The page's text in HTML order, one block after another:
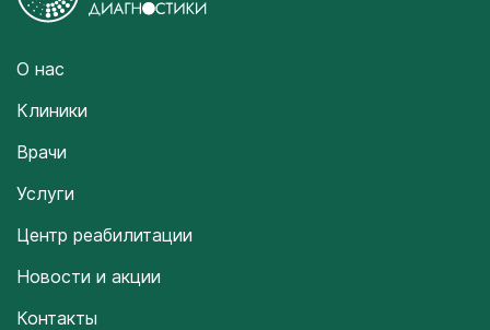
О нас
Клиники
Врачи
Услуги
Центр реабилитации
Новости и акции
Контакты